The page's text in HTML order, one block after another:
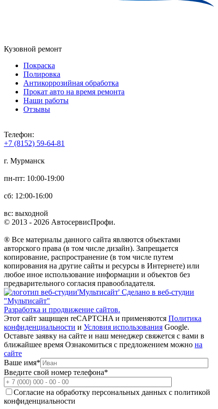
Кузовной ремонт
Покраска
Полировка
Антикоррозийная обработка
Прокат авто на время ремонта
Наши работы
Отзывы
Телефон:
+7 (8152) 59-64-81
г. Мурманск
пн-пт: 10:00-19:00
сб: 12:00-16:00
вс: выходной
© 2013 - 2026 АвтосервисПрофи.
® Все материалы данного сайта являются объектами
авторского права (в том числе дизайн). Запрещается
копирование, распространение (в том числе путем
копирования на другие сайты и ресурсы в Интернете) или
любое иное использование информации и объектов без
предварительного согласия правообладателя.
Сделано в веб-студии
"Мультисайт"
Разработка и продвижение сайтов.
Этот сайт защищен reCAPTCHA и применяются Политика
конфиденциальности и Условия использования Google.
Оставьте заявку на сайте и наш менеджер свяжется с вами в
ближайшее время Ознакомиться с предложением можно на
сайте
Ваше имя*
Введите свой номер телефона*
Согласие на обработку персональных данных с политикой
конфиденциальности